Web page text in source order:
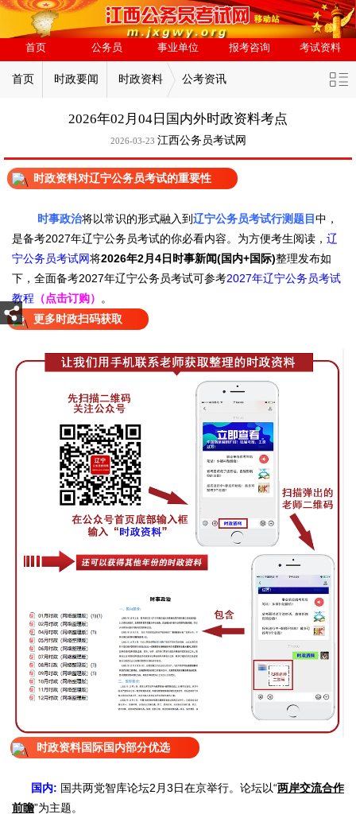
首页 公务员 事业单位 报考咨询 考试资料
首页 时政要闻 时政资料 公考资讯
2026年02月04日国内外时政资料考点
2026-03-23 江西公务员考试网
时政资料对辽宁公务员考试的重要性
时事政治将以常识的形式融入到辽宁公务员考试行测题目中，
是备考2027年辽宁公务员考试的你必看内容。 为方便考生阅读， 辽
宁公务员考试网将2026年2月4日 时事新闻(国内+国际)整理发布如
下， 全面备考2027年辽宁公务员考试可参考2027年辽宁公务员考试
教程 （点击订购） 。
更多时政扫码获取
时政资料国际国内部分优选
国内: 国共两党智库论坛2月3日在京举行。论坛以“两岸交流合作
前瞻”为主题。